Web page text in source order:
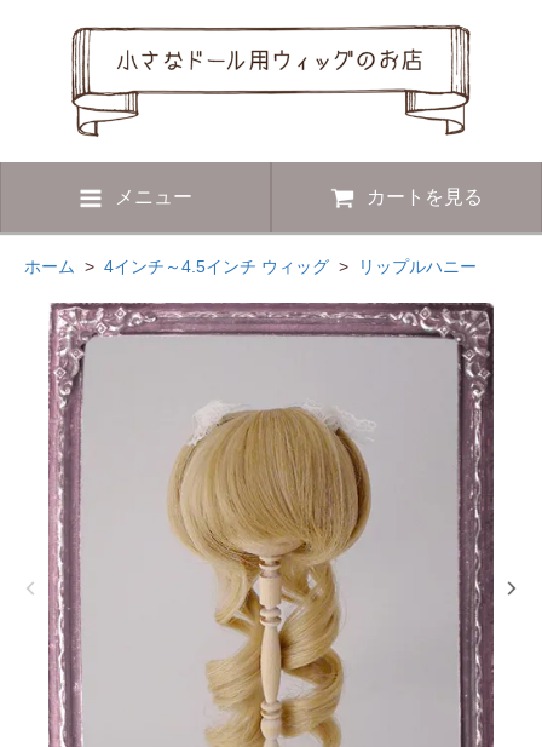
メニュー カートを見る
ホーム > 4インチ～4.5インチ ウィッグ > リップルハニー